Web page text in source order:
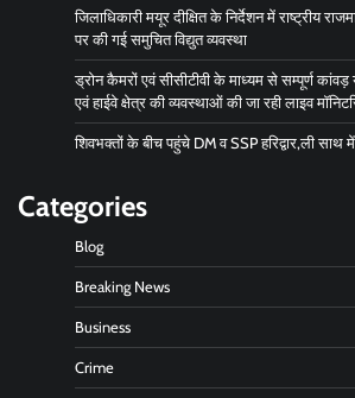
जिलाधिकारी मयूर दीक्षित के निर्देशन में राष्ट्रीय
पर की गई समुचित विद्युत व्यवस्था
ड्रोन कैमरों एवं सीसीटीवी के माध्यम से सम्पूर्ण कांवड़
एवं हाईवे क्षेत्र की व्यवस्थाओं की जा रही लाइव
शिवभक्तों के बीच पहुंचे DM व SSP हरिद्वार,ली साथ
Categories
Blog
Breaking News
Business
Crime